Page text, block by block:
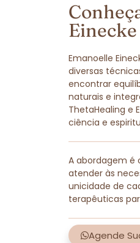
Einecke
Emanoelle
diversas
encontrar
naturais e
ThetaHealing e
ciência e
A abordagem é
atender às
unicidade de
terapêuticas
Agende